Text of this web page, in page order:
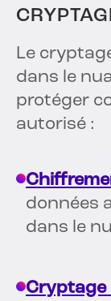
Le
dans le
protéger
autorisé :
données
dans le
Cryptage